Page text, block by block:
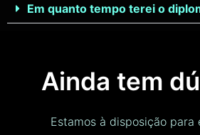
Em quanto tempo terei o
Ainda tem
Estamos à disposição para